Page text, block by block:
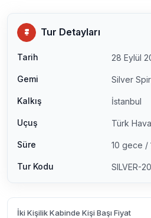
Tur Detayları
Tarih 28 Eylül
Gemi Silver
Kalkış İstanbul
Uçuş Türk
Süre 10 gece /
Tur Kodu SILVER-
İki Kişilik Kabinde Kişi Başı Fiyat